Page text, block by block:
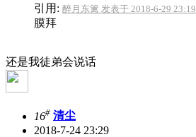
引用: 醉月东篱 发表于 2018-6-29 23:19
膜拜
还是我徒弟会说话
16# 清尘
2018-7-24 23:29